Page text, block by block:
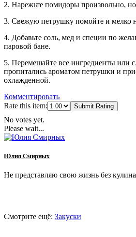
2. Нарежьте помидоры произвольно,
3. Свежую петрушку помойте и мелко
4. Добавьте соль, мед и специи по
паровой бане.
5. Перемешайте все ингредиенты или
пропитались ароматом петрушки и
охлажденной.
Комментировать
Rate this item:
Submit Rating
No votes yet.
Please wait...
Юлия Смирных
Не представляю свою жизнь без
Смотрите ещё: Закуски